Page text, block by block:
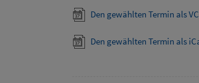
Den gewählten Termin als
Den gewählten Termin als